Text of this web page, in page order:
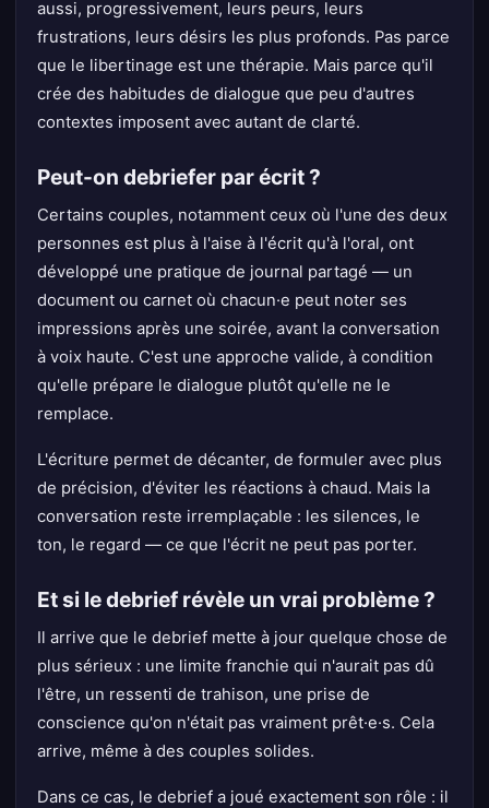
aussi, progressivement, leurs peurs, leurs
frustrations, leurs désirs les plus profonds. Pas parce
que le libertinage est une thérapie. Mais parce qu'il
crée des habitudes de dialogue que peu d'autres
contextes imposent avec autant de clarté.
Peut-on debriefer par écrit ?
Certains couples, notamment ceux où l'une des deux
personnes est plus à l'aise à l'écrit qu'à l'oral, ont
développé une pratique de journal partagé — un
document ou carnet où chacun·e peut noter ses
impressions après une soirée, avant la conversation
à voix haute. C'est une approche valide, à condition
qu'elle prépare le dialogue plutôt qu'elle ne le
remplace.
L'écriture permet de décanter, de formuler avec plus
de précision, d'éviter les réactions à chaud. Mais la
conversation reste irremplaçable : les silences, le
ton, le regard — ce que l'écrit ne peut pas porter.
Et si le debrief révèle un vrai problème ?
Il arrive que le debrief mette à jour quelque chose de
plus sérieux : une limite franchie qui n'aurait pas dû
l'être, un ressenti de trahison, une prise de
conscience qu'on n'était pas vraiment prêt·e·s. Cela
arrive, même à des couples solides.
Dans ce cas, le debrief a joué exactement son rôle : il